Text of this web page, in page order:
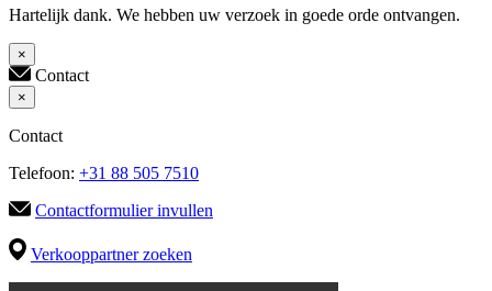
Hartelijk dank. We hebben uw verzoek in goede orde ontvangen.
×
Contact
×
Contact
Telefoon: +31 88 505 7510
Contactformulier invullen
Verkooppartner zoeken